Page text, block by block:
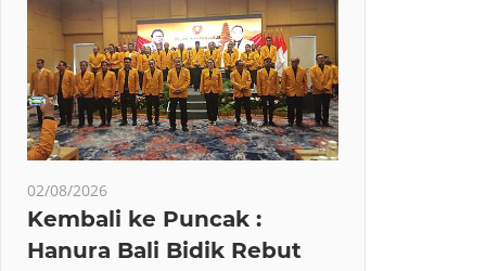
02/08/2026
Kembali ke Puncak :
Hanura Bali Bidik Rebut